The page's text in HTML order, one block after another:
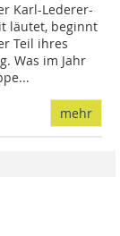
Karl-Lederer-
läutet, beginnt
Teil ihres
Was im Jahr
mehr